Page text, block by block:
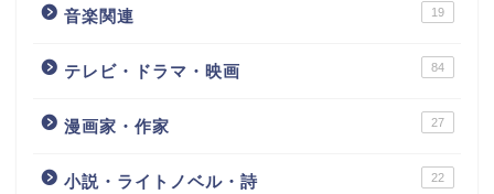
音楽関連 19
テレビ・ドラマ・映画 84
漫画家・作家 27
小説・ライトノベル・詩 22